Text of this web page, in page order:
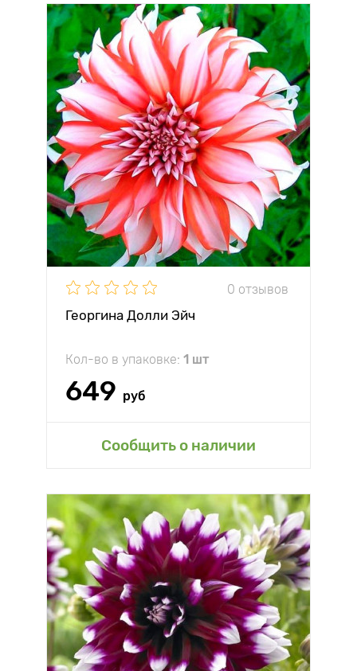
0 отзывов
Георгина Долли Эйч
Кол-во в упаковке: 1 шт
649 руб
Сообщить о наличии